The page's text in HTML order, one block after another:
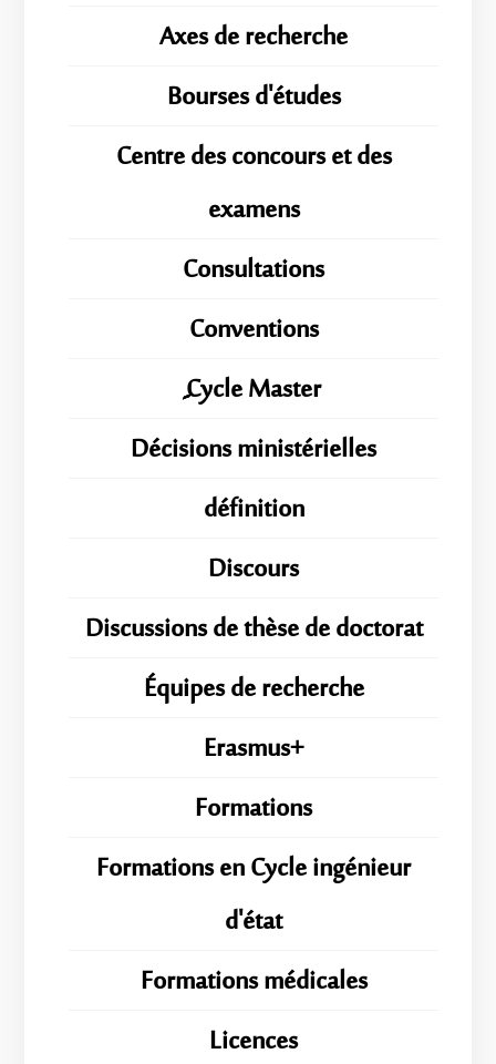
Axes de recherche
Bourses d'études
Centre des concours et des
examens
Consultations
Conventions
ِِِCycle Master
Décisions ministérielles
définition
Discours
Discussions de thèse de doctorat
Équipes de recherche
Erasmus+
Formations
Formations en Cycle ingénieur
d'état
Formations médicales
Licences